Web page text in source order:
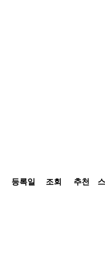
등록일 조회 추천